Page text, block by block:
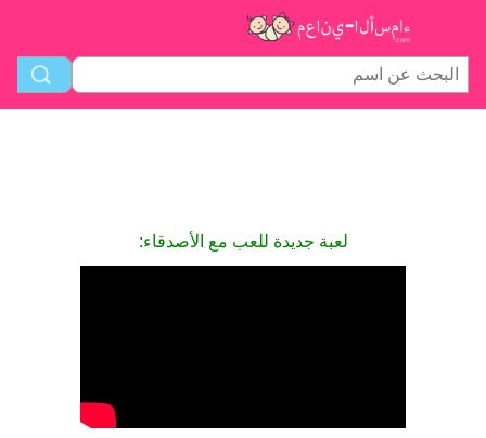
لعبة جديدة للعب مع الأصدقاء: